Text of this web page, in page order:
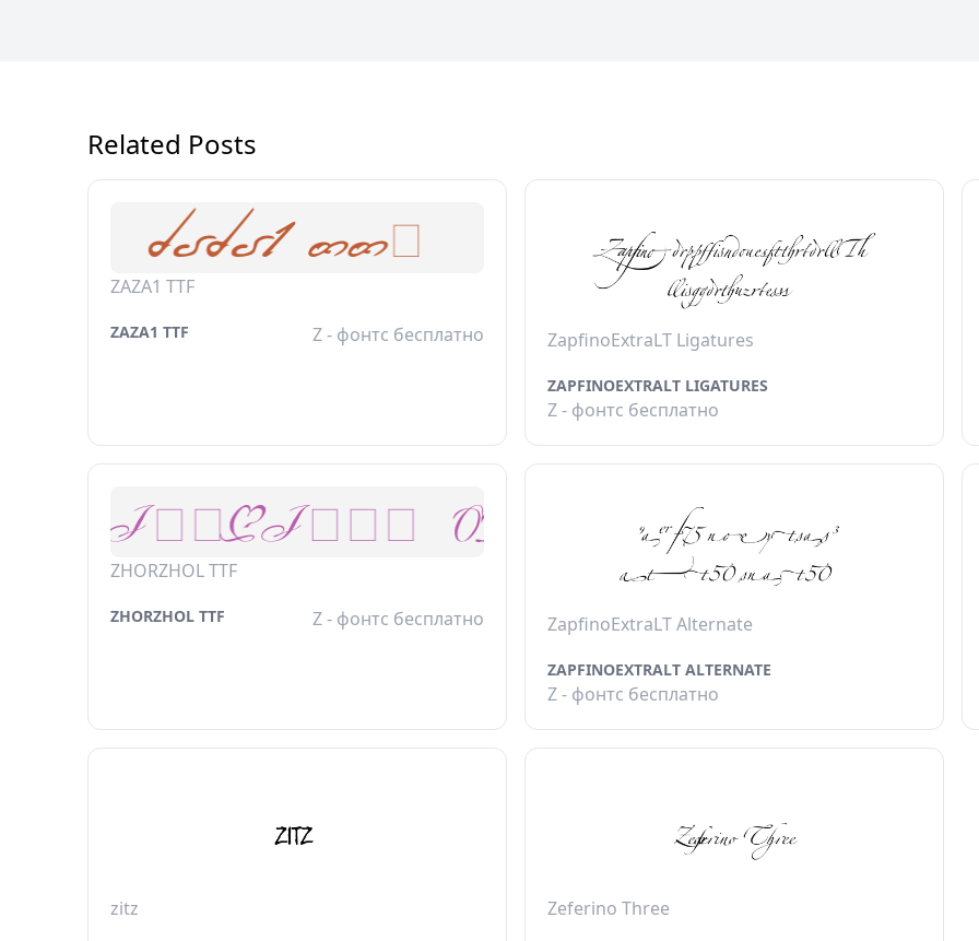
Related Posts
ZAZA1 TTF
ZAZA1 TTF Z - фонтс бесплатно ZapfinoExtraLT Ligatures
ZAPFINOEXTRALT LIGATURES
Z - фонтс бесплатно
ZHORZHOL TTF
ZHORZHOL TTF Z - фонтс бесплатно ZapfinoExtraLT Alternate
ZAPFINOEXTRALT ALTERNATE
Z - фонтс бесплатно
zitz Zeferino Three